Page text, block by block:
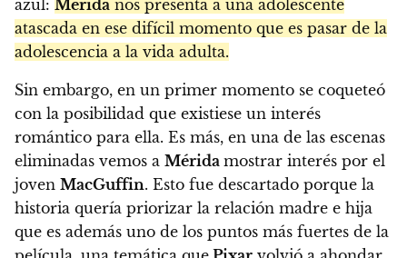
azul: Mérida nos presenta a una adolescente
atascada en ese difícil momento que es pasar de la
adolescencia a la vida adulta.
Sin embargo, en un primer momento se coqueteó
con la posibilidad que existiese un interés
romántico para ella. Es más, en una de las escenas
eliminadas vemos a Mérida mostrar interés por el
joven MacGuffin. Esto fue descartado porque la
historia quería priorizar la relación madre e hija
que es además uno de los puntos más fuertes de la